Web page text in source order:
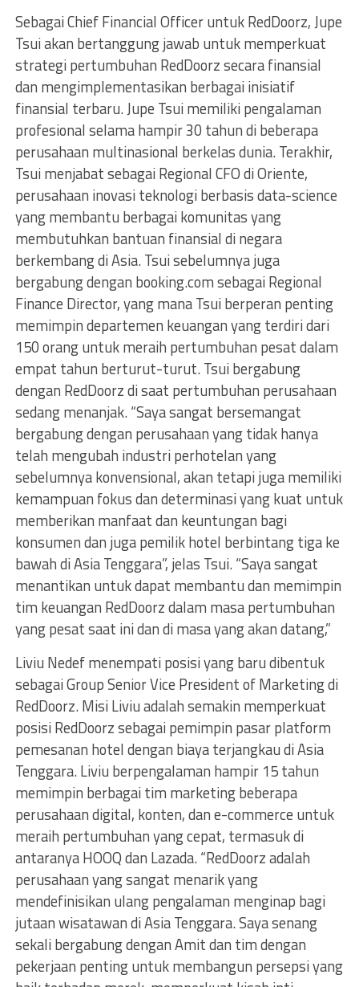
Sebagai Chief Financial Officer untuk RedDoorz, Jupe
Tsui akan bertanggung jawab untuk memperkuat
strategi pertumbuhan RedDoorz secara finansial
dan mengimplementasikan berbagai inisiatif
finansial terbaru. Jupe Tsui memiliki pengalaman
profesional selama hampir 30 tahun di beberapa
perusahaan multinasional berkelas dunia. Terakhir,
Tsui menjabat sebagai Regional CFO di Oriente,
perusahaan inovasi teknologi berbasis data-science
yang membantu berbagai komunitas yang
membutuhkan bantuan finansial di negara
berkembang di Asia. Tsui sebelumnya juga
bergabung dengan booking.com sebagai Regional
Finance Director, yang mana Tsui berperan penting
memimpin departemen keuangan yang terdiri dari
150 orang untuk meraih pertumbuhan pesat dalam
empat tahun berturut-turut. Tsui bergabung
dengan RedDoorz di saat pertumbuhan perusahaan
sedang menanjak. “Saya sangat bersemangat
bergabung dengan perusahaan yang tidak hanya
telah mengubah industri perhotelan yang
sebelumnya konvensional, akan tetapi juga memiliki
kemampuan fokus dan determinasi yang kuat untuk
memberikan manfaat dan keuntungan bagi
konsumen dan juga pemilik hotel berbintang tiga ke
bawah di Asia Tenggara”, jelas Tsui. “Saya sangat
menantikan untuk dapat membantu dan memimpin
tim keuangan RedDoorz dalam masa pertumbuhan
yang pesat saat ini dan di masa yang akan datang,”
Liviu Nedef menempati posisi yang baru dibentuk
sebagai Group Senior Vice President of Marketing di
RedDoorz. Misi Liviu adalah semakin memperkuat
posisi RedDoorz sebagai pemimpin pasar platform
pemesanan hotel dengan biaya terjangkau di Asia
Tenggara. Liviu berpengalaman hampir 15 tahun
memimpin berbagai tim marketing beberapa
perusahaan digital, konten, dan e-commerce untuk
meraih pertumbuhan yang cepat, termasuk di
antaranya HOOQ dan Lazada. “RedDoorz adalah
perusahaan yang sangat menarik yang
mendefinisikan ulang pengalaman menginap bagi
jutaan wisatawan di Asia Tenggara. Saya senang
sekali bergabung dengan Amit dan tim dengan
pekerjaan penting untuk membangun persepsi yang